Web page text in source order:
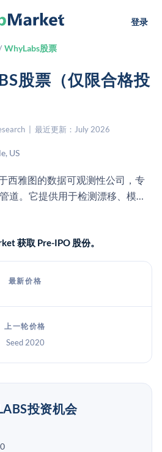
登录
WhyLabs股票
股票（仅限合格投
| 最近更新：July 2026
US
西雅图的数据可观测性公司，专
道。它提供用于检测漂移、模型
数据质量问题的工具。该公司后
获取 Pre-IPO 股份。
最新价格
上一轮价格
Seed 2020
投资机会